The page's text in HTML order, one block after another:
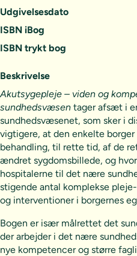
Udgivelsesdato
ISBN iBog
ISBN trykt bog
Beskrivelse
Akutsygepleje – viden og
sundhedsvæsen tager afsæt i
sundhedsvæsenet, som sker i
vigtigere, at den enkelte
behandling, til rette tid, af de
ændret sygdomsbillede, og
hospitalerne til det nære
stigende antal komplekse
og interventioner i borgernes
Bogen er især målrettet det
der arbejder i det nære
nye kompetencer og større